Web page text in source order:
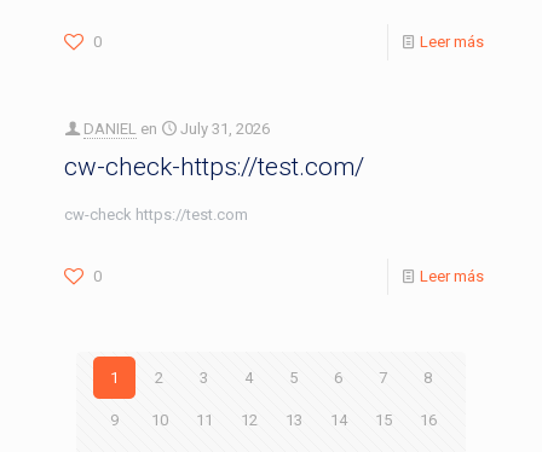
0 Leer más
DANIEL en July 31, 2026
cw-check-https://test.com/
cw-check https://test.com
0 Leer más
1 2 3 4 5 6 7 8
9 10 11 12 13 14 15 16